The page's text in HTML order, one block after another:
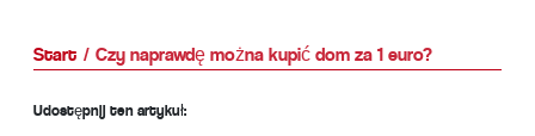
Start Czy naprawdę można kupić dom za 1 euro?
Udostępnij ten artykuł: